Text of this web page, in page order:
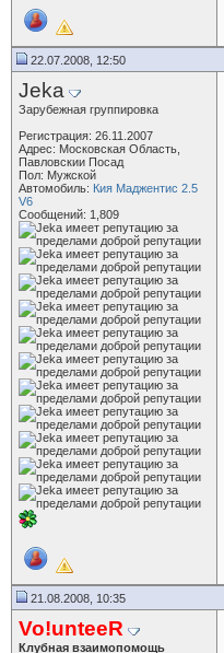
22.07.2008, 12:50
Jeka
Зарубежная группировка
Регистрация: 26.11.2007
Адрес: Московская Область,
Павловскии Посад
Пол: Мужской
Автомобиль: Кия Маджентис 2.5
V6
Сообщений: 1,809
21.08.2008, 10:35
Vo!unteeR
Клубная взаимопомощь